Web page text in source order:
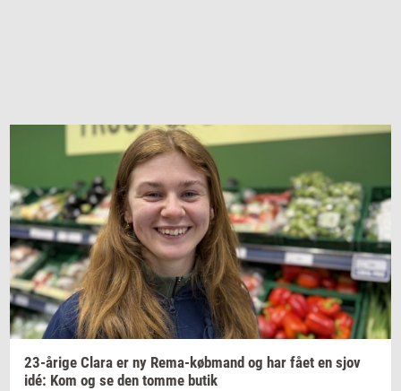
23-​årige Clara er ny Rema-​købmand og har fået en sjov
idé: Kom og se den tomme butik